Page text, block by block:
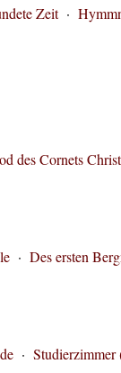
Zeit·
des Cornets
· Des ersten
· Studierzimmer